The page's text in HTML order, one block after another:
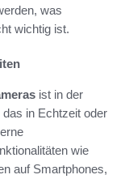
was
wichtig ist.
ist in der
in Echtzeit oder
wie
auf Smartphones,